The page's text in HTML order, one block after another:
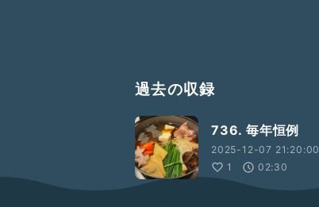
過去の収録
736. 毎年恒例
2025-12-07 21:20:00
1
02:30